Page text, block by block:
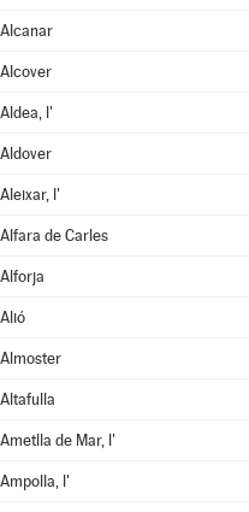
Alcanar
Alcover
Aldea, l'
Aldover
Aleixar, l'
Alfara de Carles
Alforja
Alió
Almoster
Altafulla
Ametlla de Mar, l'
Ampolla, l'